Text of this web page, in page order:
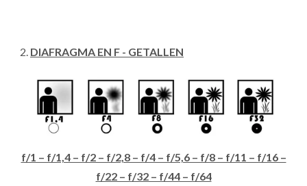
DIAFRAGMA EN F - GETALLEN
f/1 – f/1,4 – f/2 – f/2,8 – f/4 – f/5,6 – f/8 – f/11 – f/16 –
f/22 – f/32 – f/44 – f/64